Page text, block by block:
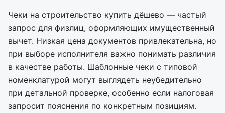
Чеки на строительство купить дёшево — частый
запрос для физлиц, оформляющих имущественный
вычет. Низкая цена документов привлекательна, но
при выборе исполнителя важно понимать различия
в качестве работы. Шаблонные чеки с типовой
номенклатурой могут выглядеть неубедительно
при детальной проверке, особенно если налоговая
запросит пояснения по конкретным позициям.